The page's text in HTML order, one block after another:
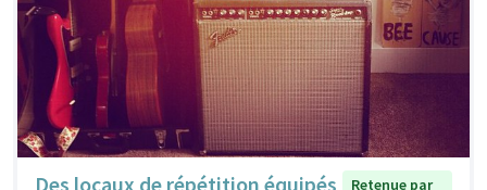
Des locaux de répétition équipés
Retenue par